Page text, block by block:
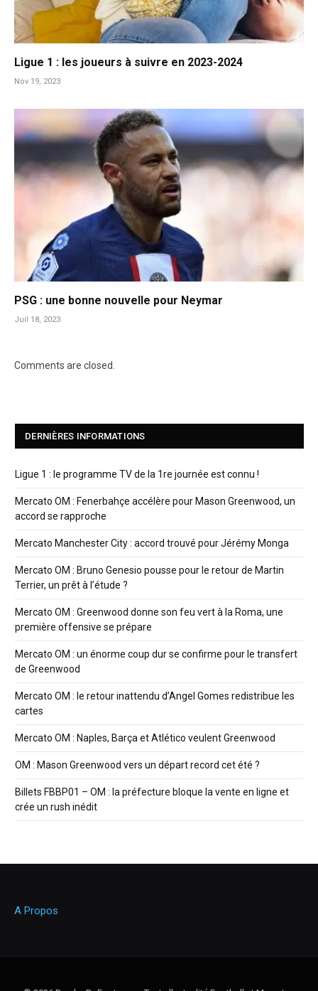
Ligue 1 : les joueurs à suivre en 2023-2024
Nov 19, 2023
PSG : une bonne nouvelle pour Neymar
Juil 18, 2023
Comments are closed.
DERNIÈRES INFORMATIONS
Ligue 1 : le programme TV de la 1re journée est connu !
Mercato OM : Fenerbahçe accélère pour Mason Greenwood, un
accord se rapproche
Mercato Manchester City : accord trouvé pour Jérémy Monga
Mercato OM : Bruno Genesio pousse pour le retour de Martin
Terrier, un prêt à l’étude ?
Mercato OM : Greenwood donne son feu vert à la Roma, une
première offensive se prépare
Mercato OM : un énorme coup dur se confirme pour le transfert
de Greenwood
Mercato OM : le retour inattendu d’Angel Gomes redistribue les
cartes
Mercato OM : Naples, Barça et Atlético veulent Greenwood
OM : Mason Greenwood vers un départ record cet été ?
Billets FBBP01 – OM : la préfecture bloque la vente en ligne et
crée un rush inédit
A Propos